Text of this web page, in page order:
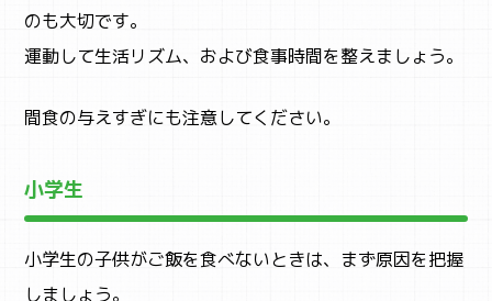
のも大切です。
運動して生活リズム、および食事時間を整えましょう。
間食の与えすぎにも注意してください。
小学生
小学生の子供がご飯を食べないときは、まず原因を把握
しましょう。